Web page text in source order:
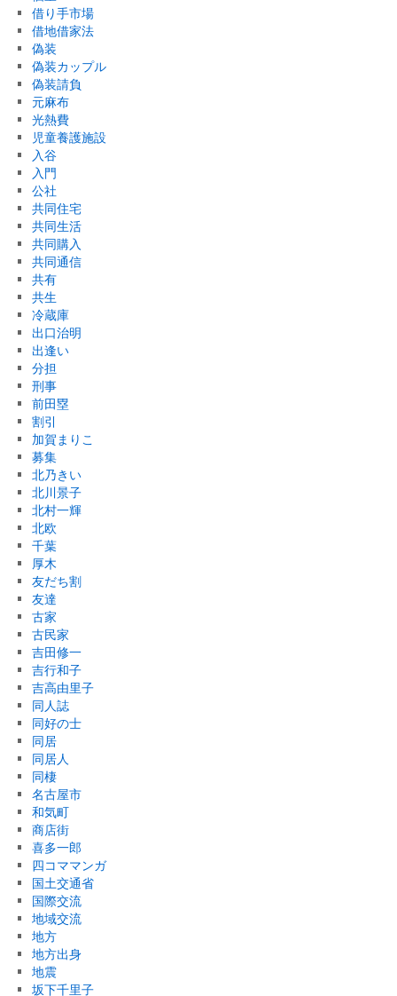
借り手市場
借地借家法
偽装
偽装カップル
偽装請負
元麻布
光熱費
児童養護施設
入谷
入門
公社
共同住宅
共同生活
共同購入
共同通信
共有
共生
冷蔵庫
出口治明
出逢い
分担
刑事
前田塁
割引
加賀まりこ
募集
北乃きい
北川景子
北村一輝
北欧
千葉
厚木
友だち割
友達
古家
古民家
吉田修一
吉行和子
吉高由里子
同人誌
同好の士
同居
同居人
同棲
名古屋市
和気町
商店街
喜多一郎
四コママンガ
国土交通省
国際交流
地域交流
地方
地方出身
地震
坂下千里子